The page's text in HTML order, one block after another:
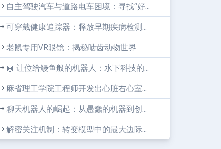
自主驾驶汽车与道路电车困境：寻找“好...
可穿戴健康追踪器：释放早期疾病检测...
老鼠专用VR眼镜：揭秘啮齿动物世界
🤖 让位给鳗鱼般的机器人：水下科技的...
麻省理工学院工程师开发出心脏右心室...
聊天机器人的崛起：从愚蠢的机器到创...
解密关注机制：转变模型中的最大边际...